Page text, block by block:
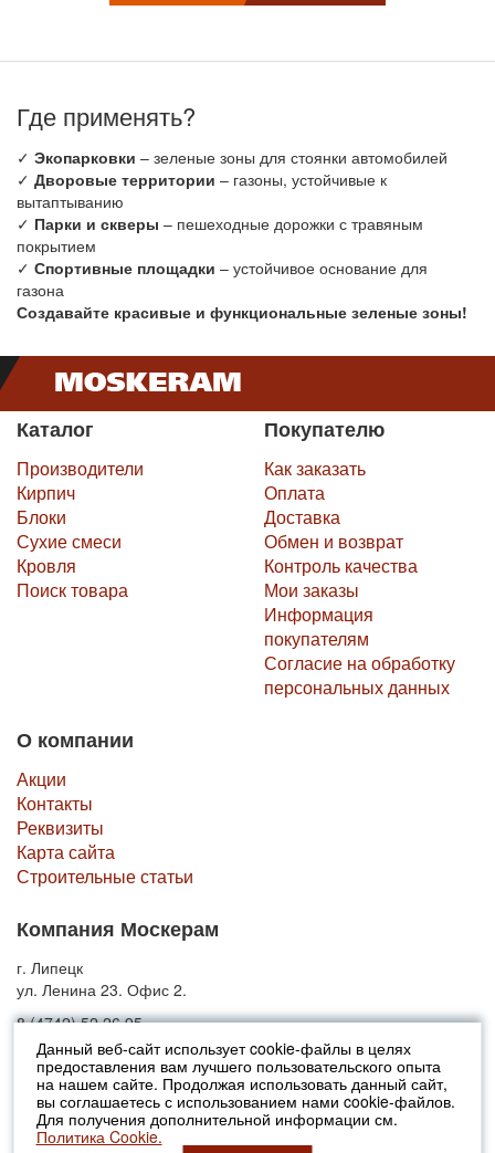
Данный веб-сайт использует cookie-файлы в целях
предоставления вам лучшего пользовательского опыта
на нашем сайте. Продолжая использовать данный сайт,
вы соглашаетесь с использованием нами cookie-файлов.
Для получения дополнительной информации см.
Политика Cookie.
Где применять?
✓ Экопарковки – зеленые зоны для стоянки автомобилей
✓ Дворовые территории – газоны, устойчивые к
вытаптыванию
✓ Парки и скверы – пешеходные дорожки с травяным
покрытием
✓ Спортивные площадки – устойчивое основание для
газона
Создавайте красивые и функциональные зеленые зоны!
Каталог
Производители
Кирпич
Блоки
Сухие смеси
Кровля
Поиск товара
Покупателю
Как заказать
Оплата
Доставка
Обмен и возврат
Контроль качества
Мои заказы
Информация
покупателям
Согласие на обработку
персональных данных
О компании
Акции
Контакты
Реквизиты
Карта сайта
Строительные статьи
Компания Москерам
г. Липецк
ул. Ленина 23. Офис 2.
8 (4742) 52 26 95
© 2010-2026 Москерам
Указанные на сайте цены не являются публичной офертой (ст.435 ГК
РФ).
Стоимость и наличие товара просьба уточнять в офисах продаж....